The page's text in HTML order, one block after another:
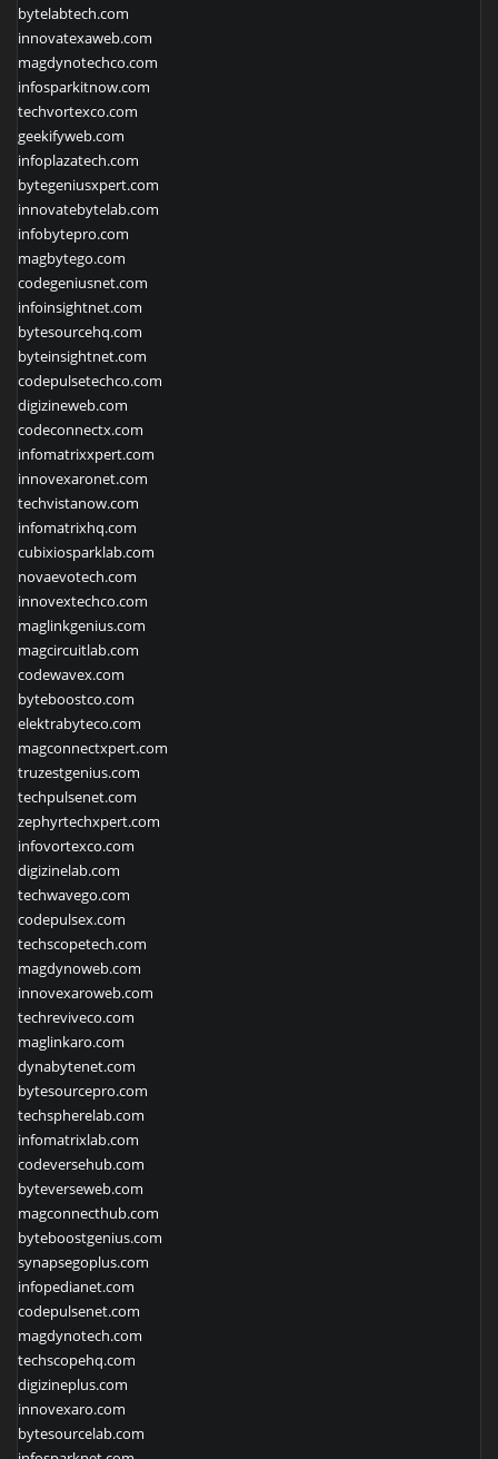
bytelabtech.com
innovatexaweb.com
magdynotechco.com
infosparkitnow.com
techvortexco.com
geekifyweb.com
infoplazatech.com
bytegeniusxpert.com
innovatebytelab.com
infobytepro.com
magbytego.com
codegeniusnet.com
infoinsightnet.com
bytesourcehq.com
byteinsightnet.com
codepulsetechco.com
digizineweb.com
codeconnectx.com
infomatrixxpert.com
innovexaronet.com
techvistanow.com
infomatrixhq.com
cubixiosparklab.com
novaevotech.com
innovextechco.com
maglinkgenius.com
magcircuitlab.com
codewavex.com
byteboostco.com
elektrabyteco.com
magconnectxpert.com
truzestgenius.com
techpulsenet.com
zephyrtechxpert.com
infovortexco.com
digizinelab.com
techwavego.com
codepulsex.com
techscopetech.com
magdynoweb.com
innovexaroweb.com
techreviveco.com
maglinkaro.com
dynabytenet.com
bytesourcepro.com
techspherelab.com
infomatrixlab.com
codeversehub.com
byteverseweb.com
magconnecthub.com
byteboostgenius.com
synapsegoplus.com
infopedianet.com
codepulsenet.com
magdynotech.com
techscopehq.com
digizineplus.com
innovexaro.com
bytesourcelab.com